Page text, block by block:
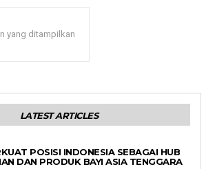
yang ditampilkan
LATEST ARTICLES
POSISI INDONESIA SEBAGAI HUB
DAN PRODUK BAYI ASIA TENGGARA